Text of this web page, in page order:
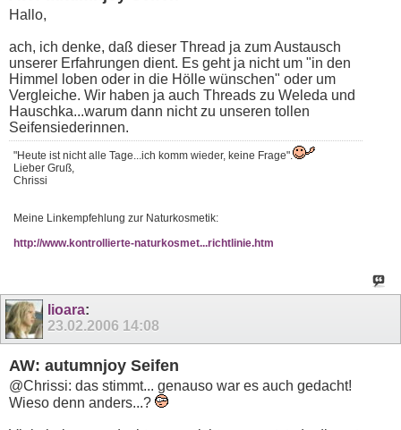
Hallo,
ach, ich denke, daß dieser Thread ja zum Austausch
unserer Erfahrungen dient. Es geht ja nicht um "in den
Himmel loben oder in die Hölle wünschen" oder um
Vergleiche. Wir haben ja auch Threads zu Weleda und
Hauschka...warum dann nicht zu unseren tollen
Seifensiederinnen.
"Heute ist nicht alle Tage...ich komm wieder, keine Frage".
Lieber Gruß,
Chrissi
Meine Linkempfehlung zur Naturkosmetik:
http://www.kontrollierte-naturkosmet...richtlinie.htm
lioara:
23.02.2006 14:08
AW: autumnjoy Seifen
@Chrissi: das stimmt... genauso war es auch gedacht!
Wieso denn anders...?